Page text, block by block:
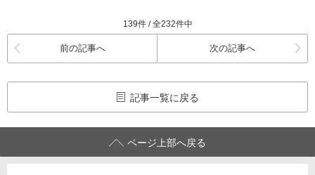
139件 / 全232件中
前の記事へ 次の記事へ
記事一覧に戻る
ページ上部へ戻る